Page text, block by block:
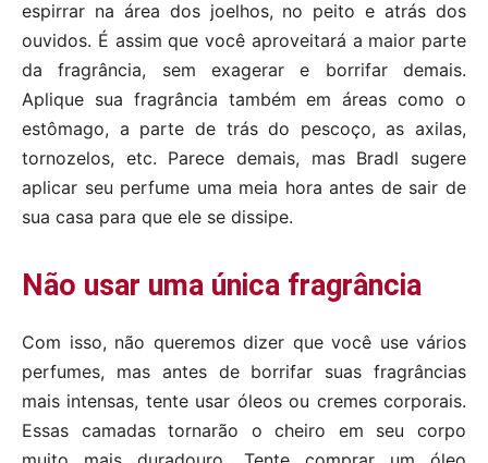
espirrar na área dos joelhos, no peito e atrás dos
ouvidos. É assim que você aproveitará a maior parte
da fragrância, sem exagerar e borrifar demais.
Aplique sua fragrância também em áreas como o
estômago, a parte de trás do pescoço, as axilas,
tornozelos, etc. Parece demais, mas Bradl sugere
aplicar seu perfume uma meia hora antes de sair de
sua casa para que ele se dissipe.
Não usar uma única fragrância
Com isso, não queremos dizer que você use vários
perfumes, mas antes de borrifar suas fragrâncias
mais intensas, tente usar óleos ou cremes corporais.
Essas camadas tornarão o cheiro em seu corpo